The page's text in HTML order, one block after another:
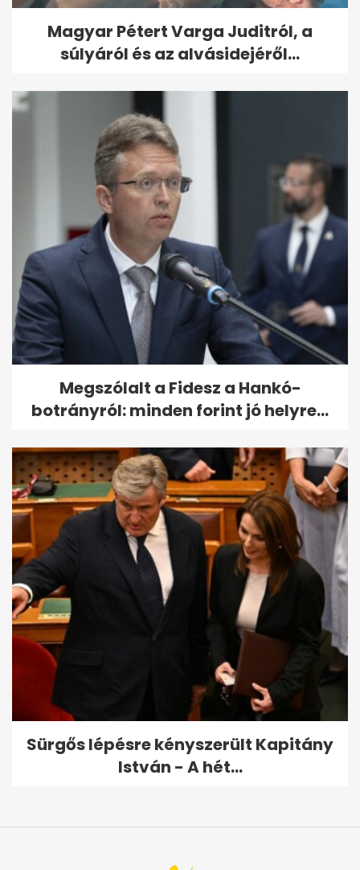
Magyar Pétert Varga Juditról, a
súlyáról és az alvásidejéről...
Megszólalt a Fidesz a Hankó-
botrányról: minden forint jó helyre...
Sürgős lépésre kényszerült Kapitány
István - A hét...